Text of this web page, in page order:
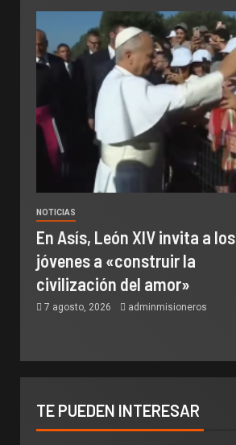
NOTICIAS
En Asís, León XIV invita a los
jóvenes a «construir la
civilización del amor»
7 agosto, 2026 adminmisioneros
TE PUEDEN INTERESAR